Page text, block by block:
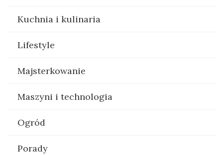
Kuchnia i kulinaria
Lifestyle
Majsterkowanie
Maszyni i technologia
Ogród
Porady